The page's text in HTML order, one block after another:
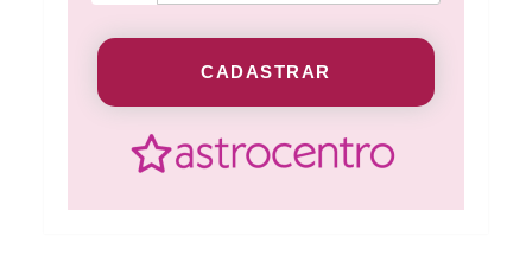
CADASTRAR